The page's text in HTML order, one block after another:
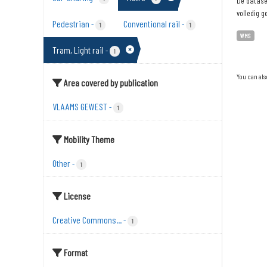
Pedestrian - 1 Conventional rail - 1
Tram, Light rail - 1
Area covered by publication
VLAAMS GEWEST- 1
Mobility Theme
Other- 1
License
Creative Commons...- 1
Format
volledig
WMS
You can